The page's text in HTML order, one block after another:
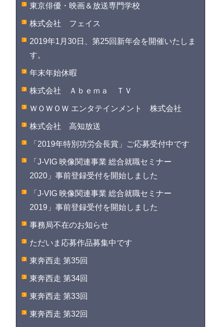
東京俳優・映画＆放送専門学校
株式会社 フェイス
2019年1月30日、第25回新年会を開催いたしま
す。
年末年始休暇
株式会社 Ａｂｅｍａ ＴＶ
ＷＯＷＯＷ エンタテインメント 株式会社
株式会社 高知放送
「2019年特別功労会長賞」ご応募受付中です
「J-VIG 映像関連事業 総合就職セミナー
2020」事前登録受付を開始しました
「J-VIG 映像関連事業 総合就職セミナー
2019」事前登録受付を開始しました
事務局不在のお知らせ
ただいま応募作品募集中です
東奔西走 第35回
東奔西走 第34回
東奔西走 第33回
東奔西走 第32回